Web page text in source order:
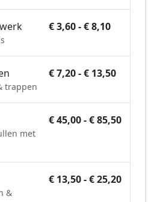
€ 3,60 - € 8,10
trappen
€ 7,20 - € 13,50
met
€ 45,00 - € 85,50
&
€ 13,50 - € 25,20